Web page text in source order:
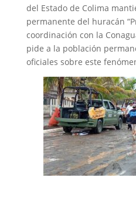
del Estado de Colima
permanente del huracán
coordinación con la
pide a la población
oficiales sobre este